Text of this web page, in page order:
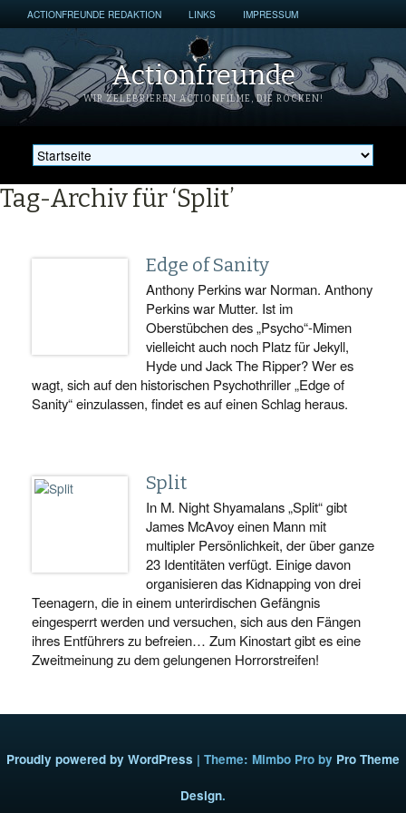
ACTIONFREUNDE REDAKTION LINKS IMPRESSUM
Actionfreunde
WIR ZELEBRIEREN ACTIONFILME, DIE ROCKEN!
Tag-Archiv für ‘Split’
Edge of Sanity
Anthony Perkins war Norman. Anthony
Perkins war Mutter. Ist im
Oberstübchen des „Psycho“-Mimen
vielleicht auch noch Platz für Jekyll,
Hyde und Jack The Ripper? Wer es
wagt, sich auf den historischen Psychothriller „Edge of
Sanity“ einzulassen, findet es auf einen Schlag heraus.
Split
In M. Night Shyamalans „Split“ gibt
James McAvoy einen Mann mit
multipler Persönlichkeit, der über ganze
23 Identitäten verfügt. Einige davon
organisieren das Kidnapping von drei
Teenagern, die in einem unterirdischen Gefängnis
eingesperrt werden und versuchen, sich aus den Fängen
ihres Entführers zu befreien… Zum Kinostart gibt es eine
Zweitmeinung zu dem gelungenen Horrorstreifen!
Proudly powered by WordPress | Theme: Mimbo Pro by Pro Theme
Design.